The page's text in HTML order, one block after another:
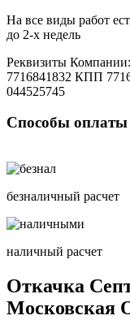
На все виды работ
до 2-х недель
Реквизиты
7716841832 КПП
044525745
Способы оплаты
безналичный расчет
наличный расчет
Откачка
Московская